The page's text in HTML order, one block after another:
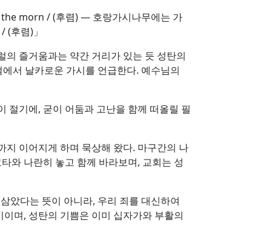
morn / (후렴) — 호랑가시나무에는 가
후렴)」
즐거움과는 약간 거리가 있는 듯 성탄의
서 날카로운 가시를 언급한다. 예수님의
절기에, 굳이 어둠과 고난을 함께 떠올릴 필
이어지게 하며 묵상해 왔다. 마구간의 나
와 나란히 놓고 함께 바라보며, 교회는 성
았다는 뜻이 아니라, 우리 죄를 대신하여
며, 성탄의 기쁨은 이미 십자가와 부활의